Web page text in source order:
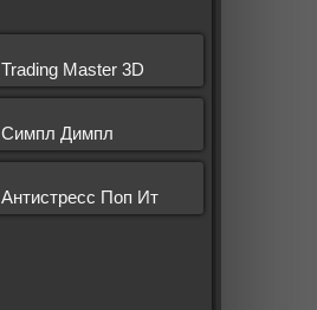
Trading Master 3D
Симпл Димпл
Антистресс Поп Ит